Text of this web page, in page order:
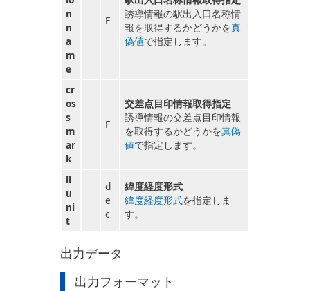
n
n
a
m
e
F
誘導情報の駅出入口名称情
報を取得するかどうかを真
偽値で指定します。
cr
os
s
m
ar
k
F
交差点目印情報取得指定
誘導情報の交差点目印情報
を取得するかどうかを真偽
値で指定します。
ll
u
ni
t
d
e
c
緯度経度形式
緯度経度形式を指定しま
す。
出力データ
出力フォーマット